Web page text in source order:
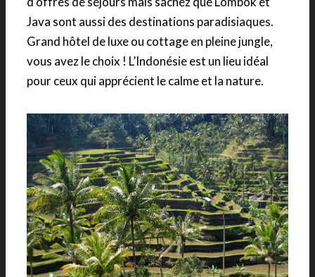
Java sont aussi des destinations paradisiaques.
Grand hôtel de luxe ou cottage en pleine jungle,
vous avez le choix ! L’Indonésie est un lieu idéal
pour ceux qui apprécient le calme et la nature.